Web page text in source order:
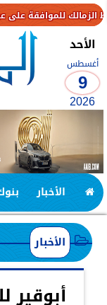
على عرض شباب
الأحد
أغسطس
9
2026
الأخبار
الأخبار